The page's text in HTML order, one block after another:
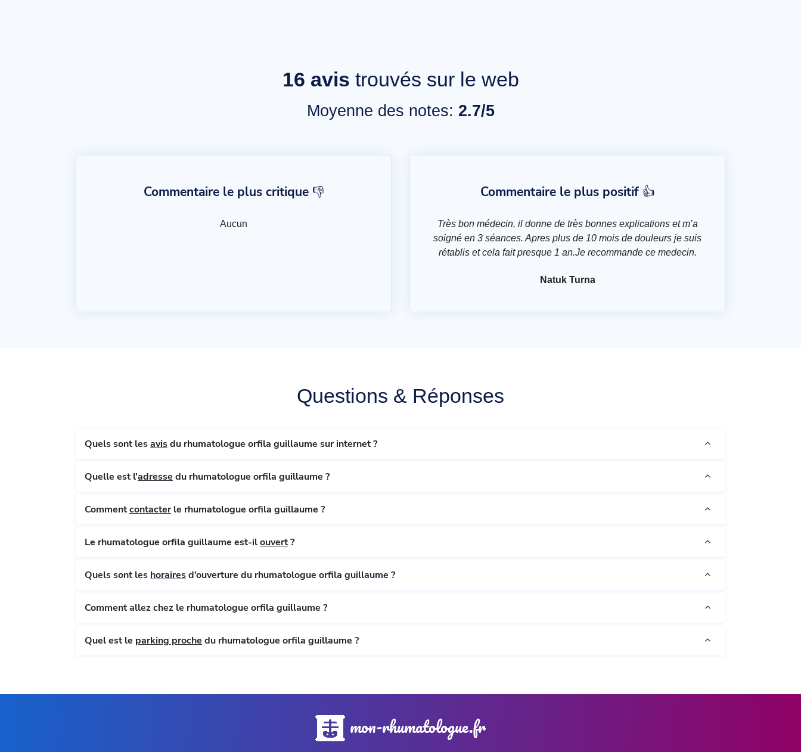
16 avis trouvés sur le web
Moyenne des notes: 2.7/5
Commentaire le plus critique 👎
Aucun
Commentaire le plus positif 👍
Très bon médecin, il donne de très bonnes explications et m’a
soigné en 3 séances. Apres plus de 10 mois de douleurs je suis
rétablis et cela fait presque 1 an.Je recommande ce medecin.
Natuk Turna
Questions & Réponses
Quels sont lesavisdu rhumatologue orfila guillaume sur internet ?
Quelle est l'adresse du rhumatologue orfila guillaume ?
Commentcontacterle rhumatologue orfila guillaume ?
Le rhumatologue orfila guillaume est-ilouvert?
Quels sont les horairesd’ouverture du rhumatologue orfila guillaume ?
Comment allez chez le rhumatologue orfila guillaume ?
Quel est le parking proche du rhumatologue orfila guillaume ?
mon-rhumatologue.fr